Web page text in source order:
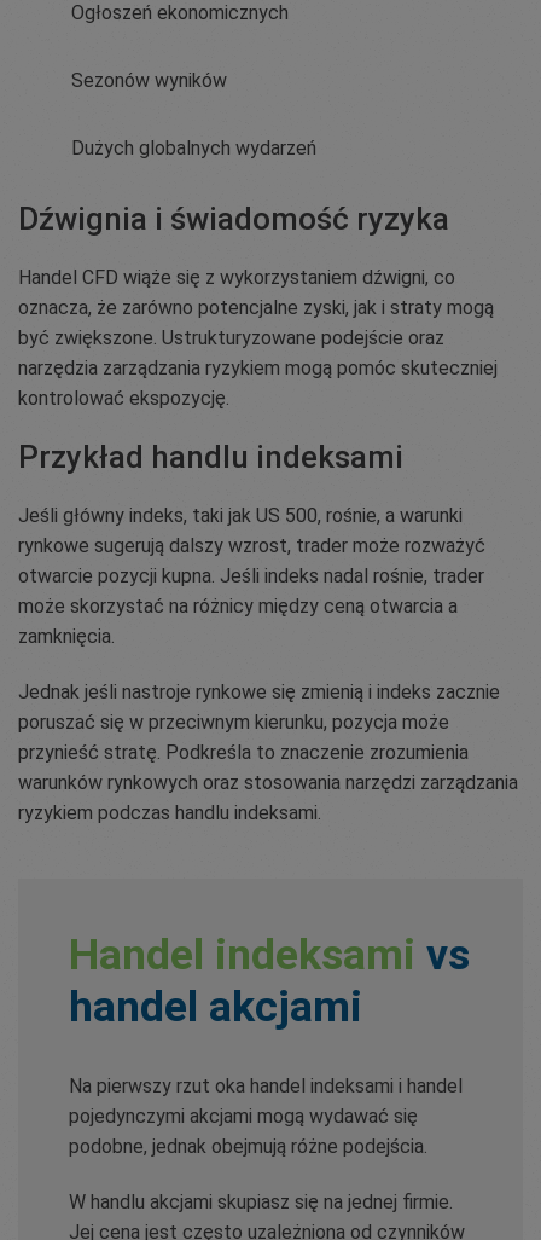
Ogłoszeń ekonomicznych
Sezonów wyników
Dużych globalnych wydarzeń
Dźwignia i świadomość ryzyka
Handel CFD wiąże się z wykorzystaniem dźwigni, co
oznacza, że zarówno potencjalne zyski, jak i straty mogą
być zwiększone. Ustrukturyzowane podejście oraz
narzędzia zarządzania ryzykiem mogą pomóc skuteczniej
kontrolować ekspozycję.
Przykład handlu indeksami
Jeśli główny indeks, taki jak US 500, rośnie, a warunki
rynkowe sugerują dalszy wzrost, trader może rozważyć
otwarcie pozycji kupna. Jeśli indeks nadal rośnie, trader
może skorzystać na różnicy między ceną otwarcia a
zamknięcia.
Jednak jeśli nastroje rynkowe się zmienią i indeks zacznie
poruszać się w przeciwnym kierunku, pozycja może
przynieść stratę. Podkreśla to znaczenie zrozumienia
warunków rynkowych oraz stosowania narzędzi zarządzania
ryzykiem podczas handlu indeksami.
Handel indeksami vs
handel akcjami
Na pierwszy rzut oka handel indeksami i handel
pojedynczymi akcjami mogą wydawać się
podobne, jednak obejmują różne podejścia.
W handlu akcjami skupiasz się na jednej firmie.
Jej cena jest często uzależniona od czynników